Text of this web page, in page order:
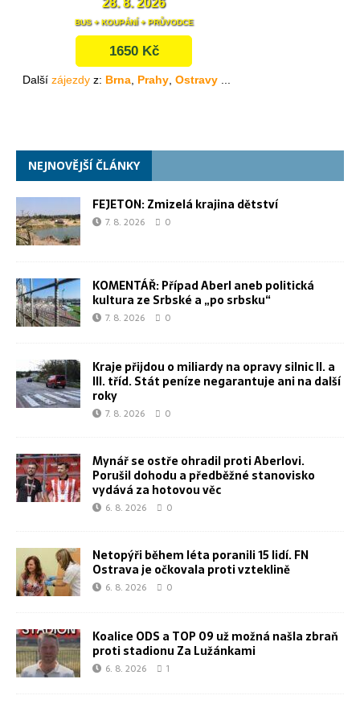
NEJNOVĚJŠÍ ČLÁNKY
FEJETON: Zmizelá krajina dětství
7. 8. 2026 0
KOMENTÁŘ: Případ Aberl aneb politická
kultura ze Srbské a „po srbsku“
7. 8. 2026 0
Kraje přijdou o miliardy na opravy silnic II. a
III. tříd. Stát peníze negarantuje ani na další
roky
7. 8. 2026 0
Mynář se ostře ohradil proti Aberlovi.
Porušil dohodu a předběžné stanovisko
vydává za hotovou věc
6. 8. 2026 0
Netopýři během léta poranili 15 lidí. FN
Ostrava je očkovala proti vzteklině
6. 8. 2026 0
Koalice ODS a TOP 09 už možná našla zbraň
proti stadionu Za Lužánkami
6. 8. 2026 1